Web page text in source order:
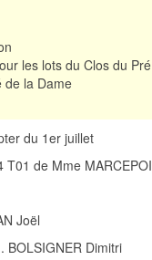
les lots du Clos du
de la Dame
du 1er juillet
de Mme
Joël
BOLSIGNER Dimitri